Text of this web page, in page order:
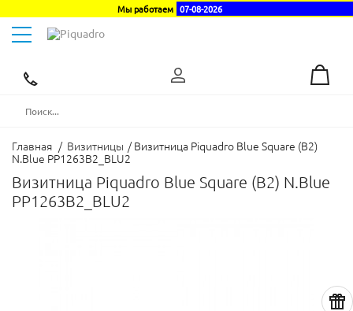
Мы работаем 07-08-2026
Toggle
navigation
Главная / Визитницы / Визитница Piquadro Blue Square (B2)
N.Blue PP1263B2_BLU2
Визитница Piquadro Blue Square (B2) N.Blue
PP1263B2_BLU2